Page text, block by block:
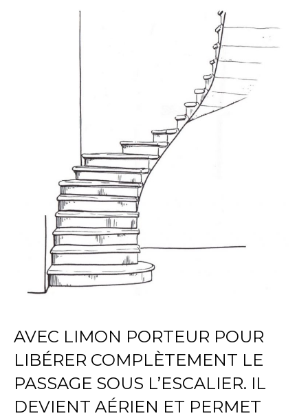
AVEC LIMON PORTEUR POUR
LIBÉRER COMPLÈTEMENT LE
PASSAGE SOUS L’ESCALIER. IL
DEVIENT AÉRIEN ET PERMET